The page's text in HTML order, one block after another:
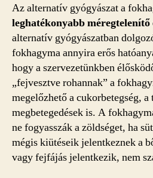
Az alternatív gyógyászat a
leghatékonyabb
alternatív gyógyászatban
fokhagyma annyira erős
hogy a szervezetünkben
„fejvesztve rohannak” a
megelőzhető a cukorbetegség,
megbetegedések is. A
ne fogyasszák a zöldséget, ha
mégis kiütéseik jelentkeznek a
vagy fejfájás jelentkezik, nem